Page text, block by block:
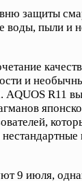
защиты
воды, пыли и
и
AQUOS R11
9 июля,